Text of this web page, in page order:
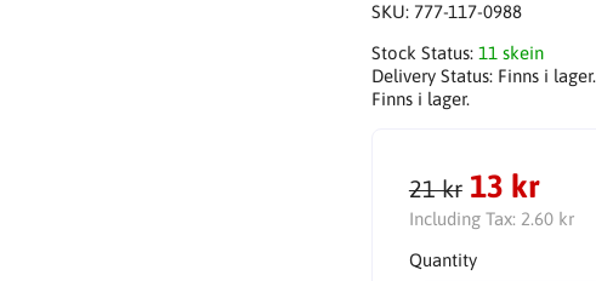
SKU: 777-117-0988
Stock Status: 11 skein
Delivery Status: Finns i lager.
Finns i lager.
21 kr 13 kr
Including Tax: 2.60 kr
Quantity